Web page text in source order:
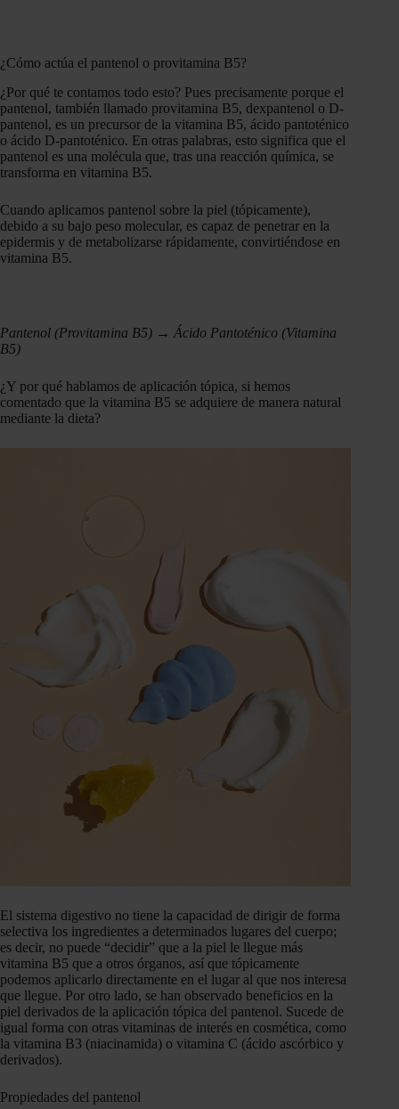
¿Cómo actúa el pantenol o provitamina B5?
¿Por qué te contamos todo esto? Pues precisamente porque el
pantenol, también llamado provitamina B5, dexpantenol o D-
pantenol, es un precursor de la vitamina B5, ácido pantoténico
o ácido D-pantoténico. En otras palabras, esto significa que el
pantenol es una molécula que, tras una reacción química, se
transforma en vitamina B5.
Cuando aplicamos pantenol sobre la piel (tópicamente),
debido a su bajo peso molecular, es capaz de penetrar en la
epidermis y de metabolizarse rápidamente, convirtiéndose en
vitamina B5.
Pantenol (Provitamina B5) → Ácido Pantoténico (Vitamina
B5)
¿Y por qué hablamos de aplicación tópica, si hemos
comentado que la vitamina B5 se adquiere de manera natural
mediante la dieta?
El sistema digestivo no tiene la capacidad de dirigir de forma
selectiva los ingredientes a determinados lugares del cuerpo;
es decir, no puede “decidir” que a la piel le llegue más
vitamina B5 que a otros órganos, así que tópicamente
podemos aplicarlo directamente en el lugar al que nos interesa
que llegue. Por otro lado, se han observado beneficios en la
piel derivados de la aplicación tópica del pantenol. Sucede de
igual forma con otras vitaminas de interés en cosmética, como
la vitamina B3 (niacinamida) o vitamina C (ácido ascórbico y
derivados).
Propiedades del pantenol